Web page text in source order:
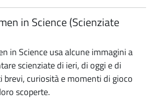
in Science (Scienziate
in Science usa alcune immagini a
scienziate di ieri, di oggi e di
brevi, curiosità e momenti di gioco
scoperte.